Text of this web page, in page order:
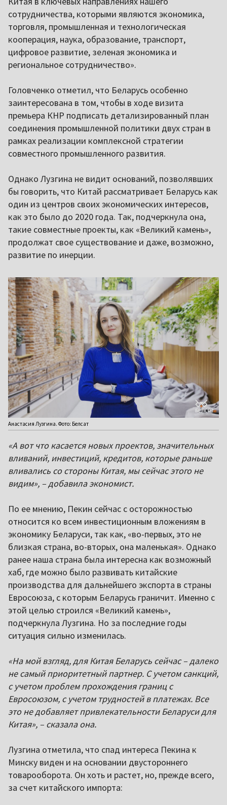
сотрудничества, которыми являются экономика,
торговля, промышленная и технологическая
кооперация, наука, образование, транспорт,
цифровое развитие, зеленая экономика и
региональное сотрудничество».
Головченко отметил, что Беларусь особенно
заинтересована в том, чтобы в ходе визита
премьера КНР подписать детализированный план
соединения промышленной политики двух стран в
рамках реализации комплексной стратегии
совместного промышленного развития.
Однако Лузгина не видит оснований, позволявших
бы говорить, что Китай рассматривает Беларусь как
один из центров своих экономических интересов,
как это было до 2020 года. Так, подчеркнула она,
такие совместные проекты, как «Великий камень»,
продолжат свое существование и даже, возможно,
развитие по инерции.
Анастасия Лузгина. Фото: Белсат
«А вот что касается новых проектов, значительных
вливаний, инвестиций, кредитов, которые раньше
вливались со стороны Китая, мы сейчас этого не
видим», – добавила экономист.
По ее мнению, Пекин сейчас с осторожностью
относится ко всем инвестиционным вложениям в
экономику Беларуси, так как, «во-первых, это не
близкая страна, во-вторых, она маленькая». Однако
ранее наша страна была интересна как возможный
хаб, где можно было развивать китайские
производства для дальнейшего экспорта в страны
Евросоюза, с которым Беларусь граничит. Именно с
этой целью строился «Великий камень»,
подчеркнула Лузгина. Но за последние годы
ситуация сильно изменилась.
«На мой взгляд, для Китая Беларусь сейчас – далеко
не самый приоритетный партнер. С учетом санкций,
с учетом проблем прохождения границ с
Евросоюзом, с учетом трудностей в платежах. Все
это не добавляет привлекательности Беларуси для
Китая», – сказала она.
Лузгина отметила, что спад интереса Пекина к
Минску виден и на основании двустороннего
товарооборота. Он хоть и растет, но, прежде всего,
за счет китайского импорта: